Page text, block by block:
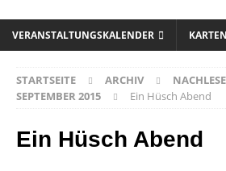
VERANSTALTUNGSKALENDER KARTEN
STARTSEITE ARCHIV
SEPTEMBER 2015
Ein Hüsch Abend
Ein Hüsch Abend